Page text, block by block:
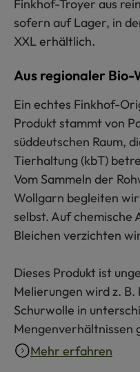
Finkhof-Troyer aus
sofern auf Lager, in
XXL erhältlich.
Aus regionaler
Ein echtes Finkhof-
Produkt stammt von
süddeutschen Raum,
Tierhaltung (kbT)
Vom Sammeln der
Wollgarn begleiten
selbst. Auf chemische
Bleichen verzichten
Dieses Produkt ist
Melierungen wird z. B.
Schurwolle in
Mengenverhältnissen
Mehr erfahren